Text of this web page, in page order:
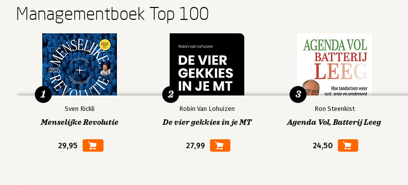
Managementboek Top 100
Sven Rickli
Menselijke Revolutie
29,95
1
Robin Van Lohuizen
De vier gekkies in je MT
27,99
2
Ron Steenkist
Agenda Vol, Batterij Leeg
24,50
3